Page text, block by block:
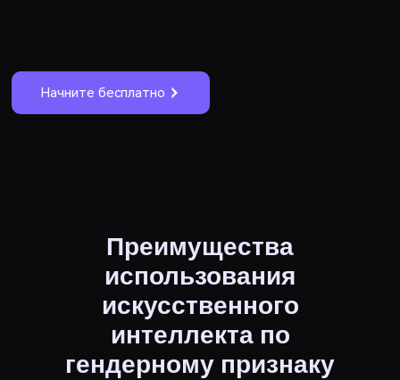
Начните бесплатно
Преимущества
использования
искусственного
интеллекта по
гендерному признаку